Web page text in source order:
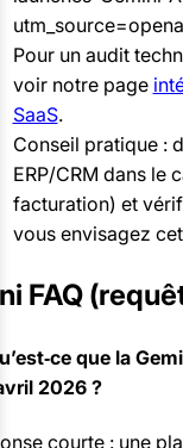
Pour un audit
voir notre page
SaaS.
Conseil pratique :
ERP/CRM dans le
facturation) et
vous envisagez
FAQ
que la
2026 ?
courte : une